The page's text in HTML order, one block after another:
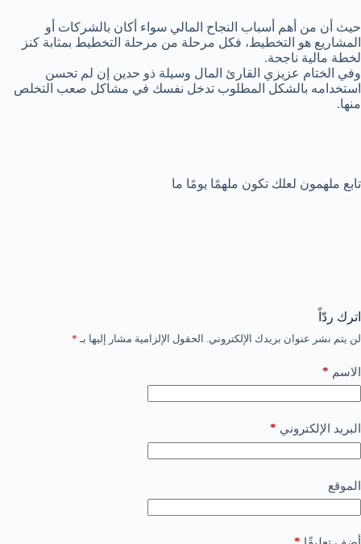
حيث أن من أهم أسباب النجاح المالي سواء أكان بالشركات أو
المشاريع هو التخطيط، فكل مرحلة من مرحلة التخطيط بمثابة كنز
لخطة مالية ناجحة.
وفي الختام عزيزي القارئ المال وسيلة ذو حدين إن لم تحسن
استخدامه بالشكل المطلوب تدخل نفسك في مشاكل صعب التخلص
منها.
تابع ملهمون لعلك تكون ملهمًا يومًا ما
اترك ردّاً
لن يتم نشر عنوان بريدك الإلكتروني. الحقول الإلزامية مشار إليها بـ *
الاسم *
البريد الإلكتروني *
الموقع